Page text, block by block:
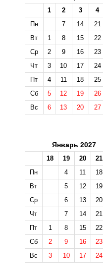
1 2 3 4
Пн
7 14 21
Вт
1 8 15 22
Ср
2 9 16 23
Чт
3 10 17
24
Пт
4 11 18
25
Сб
5 12 19
26
Вс
6 13 20 27
Январь 2027
18 19 20 21
Пн
4 11 18
Вт
5 12 19
Ср
6 13 20
Чт
7 14 21
Пт
1 8 15 22
Сб
2 9 16 23
Вс
3 10 17 24